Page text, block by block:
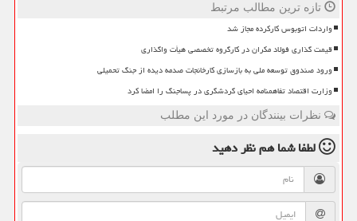
تازه ترین مطالب مرتبط
واردات اتوبوس کارکرده مجاز شد
قیمت گذاری فولاد مکران در کارگروه تخصصی هیأت واگذاری
ورود صندوق توسعه ملی به بازسازی کارخانجات صدمه دیده از جنگ تحمیلی
وزارت اقتصاد تفاهمنامه احیای گردشگری در پساجنگ را امضا کرد
نظرات بینندگان در مورد این مطلب
لطفا شما همنظر دهید